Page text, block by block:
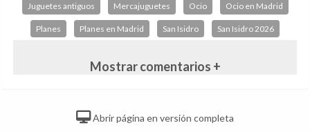
Juguetes antiguos Mercajuguetes Ocio Ocio en Madrid
Planes Planes en Madrid San Isidro San Isidro 2026
Mostrar comentarios +
Abrir página en versión completa